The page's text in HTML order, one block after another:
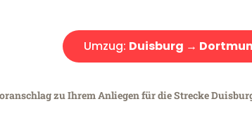
Umzug: Duisburg →
zu Ihrem Anliegen für die Strecke